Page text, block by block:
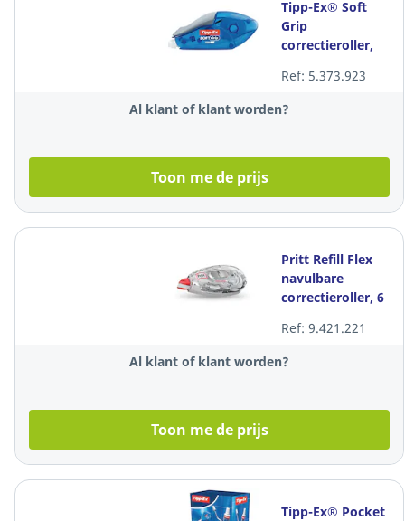
Tipp-Ex® Soft
Grip
correctieroller,
per stuk
Ref: 5.373.923
Al klant of klant worden?
Toon me de prijs
Pritt Refill Flex
navulbare
correctieroller, 6
stuk
Ref: 9.421.221
Al klant of klant worden?
Toon me de prijs
Tipp-Ex® Pocket